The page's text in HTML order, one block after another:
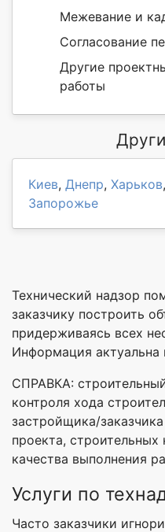
Межевание и
Согласование
Другие
работы
Киев, Днепр, Харьков,
Запорожье
Технический надзор
заказчику построить
придерживаясь всех
Информация актуальна
СПРАВКА:
контроля хода
застройщика/
проекта, строительных
качества выполнения
Услуги по
Часто заказчики